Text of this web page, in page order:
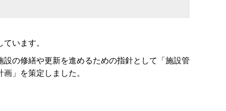
います。
の修繕や更新を進めるための指針として「施設管
」を策定しました。